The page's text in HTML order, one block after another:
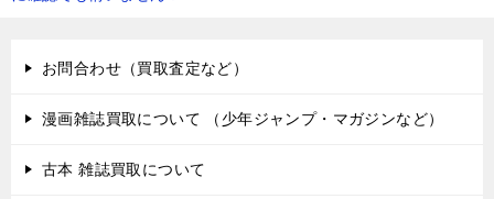
お問合わせ（買取査定など）
漫画雑誌買取について （少年ジャンプ・マガジンなど）
古本 雑誌買取について